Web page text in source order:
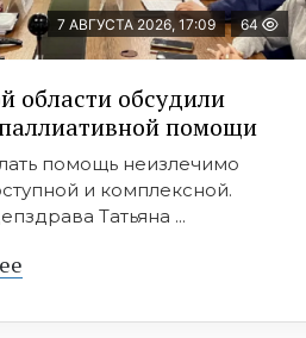
7 АВГУСТА 2026, 17:09 64
области обсудили
помощи
помощь неизлечимо
и комплексной.
Татьяна ...